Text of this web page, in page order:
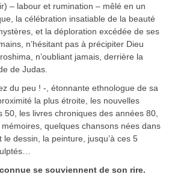
– labour et rumination – mêlé en un
la célébration insatiable de la beauté
et la déploration excédée de ses
n’hésitant pas à précipiter Dieu
n’oubliant jamais, derrière la
de Judas.
du peu ! -, étonnante ethnologue de sa
la plus étroite, les nouvelles
50, les livres chroniques des années 80,
quelques chansons nées dans
le dessin, la peinture, jusqu’à ces 5
se souviennent de son rire.